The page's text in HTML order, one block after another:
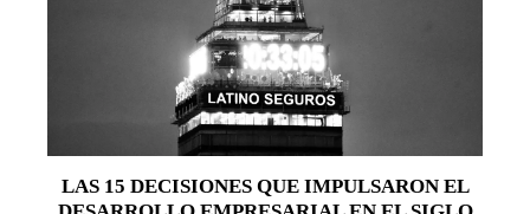
LAS 15 DECISIONES QUE IMPULSARON EL